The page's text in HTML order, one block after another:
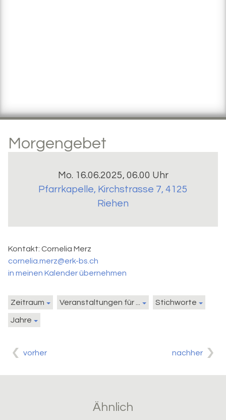
Morgengebet
Mo. 16.06.2025, 06.00 Uhr
Pfarrkapelle, Kirchstrasse 7, 4125
Riehen
Kontakt: Cornelia Merz
cornelia.merz@erk-bs.ch
in meinen Kalender übernehmen
Zeitraum Veranstaltungen für ... Stichworte
Jahre
vorher nachher
Ähnlich